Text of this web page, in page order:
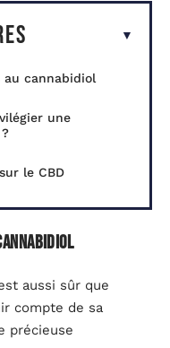
au cannabidiol
une
le CBD
aussi sûr que
compte de sa
précieuse